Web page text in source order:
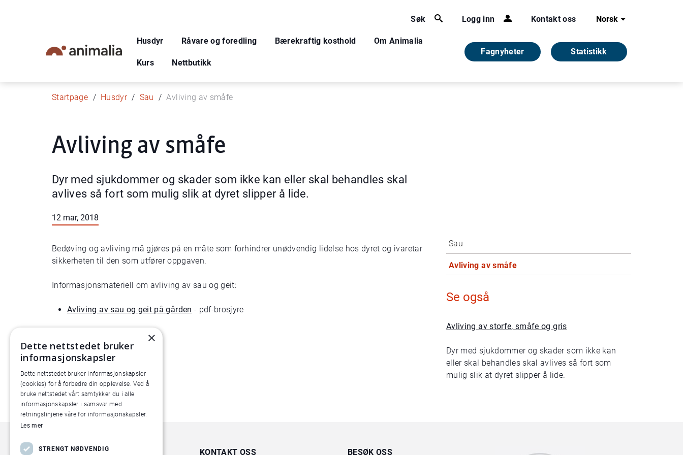
Søk Logg inn Kontakt oss Norsk
Husdyr Råvare og foredling Bærekraftig kosthold Om Animalia
Kurs Nettbutikk
Fagnyheter Statistikk
Startpage Husdyr Sau Avliving av småfe
Avliving av småfe
Dyr med sjukdommer og skader som ikke kan eller skal behandles skal
avlives så fort som mulig slik at dyret slipper å lide.
12 mar, 2018
Bedøving og avliving må gjøres på en måte som forhindrer unødvendig lidelse hos dyret og ivaretar
sikkerheten til den som utfører oppgaven.
Informasjonsmateriell om avliving av sau og geit:
Avliving av sau og geit på gården - pdf-brosjyre
Sau
Avliving av småfe
Se også
Avliving av storfe, småfe og gris
Dyr med sjukdommer og skader som ikke kan
eller skal behandles skal avlives så fort som
mulig slik at dyret slipper å lide.
KONTAKT OSS BESØK OSS
×
Dette nettstedet bruker
informasjonskapsler
Dette nettstedet bruker informasjonskapsler
(cookies) for å forbedre din opplevelse. Ved å
bruke nettstedet vårt samtykker du i alle
informasjonskapsler i samsvar med
retningslinjene våre for informasjonskapsler.
Les mer
STRENGT NØDVENDIG